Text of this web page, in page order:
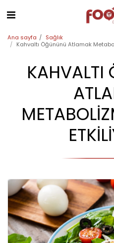
Ana sayfa
Sağlık
Kahvaltı Öğününü Atlamak
KAHVALTI